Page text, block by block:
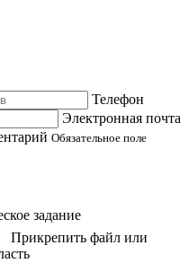
Телефон
Электронная почта
Обязательное поле
задание
Прикрепить файл или